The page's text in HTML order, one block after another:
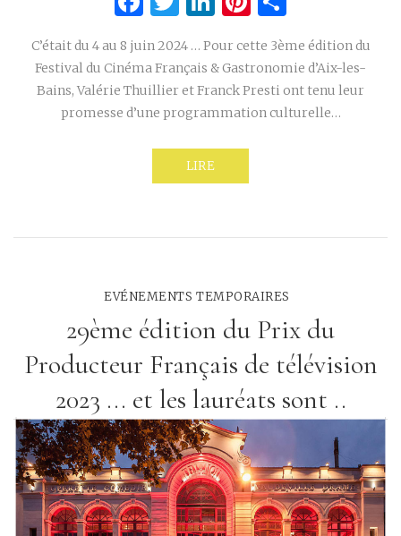
C’était du 4 au 8 juin 2024 … Pour cette 3ème édition du
Festival du Cinéma Français & Gastronomie d’Aix-les-
Bains, Valérie Thuillier et Franck Presti ont tenu leur
promesse d’une programmation culturelle…
LIRE
EVÉNEMENTS TEMPORAIRES
29ème édition du Prix du
Producteur Français de télévision
2023 ... et les lauréats sont ..